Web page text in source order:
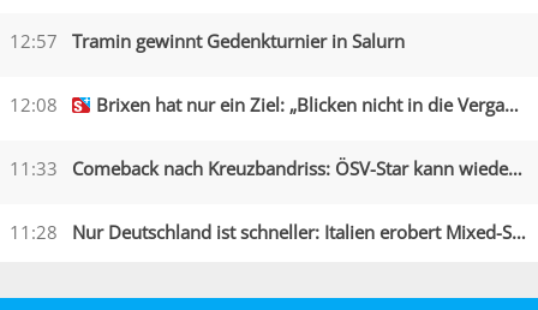
12:57 Tramin gewinnt Gedenkturnier in Salurn
12:08 Brixen hat nur ein Ziel: „Blicken nicht in die Vergangenheit“
11:33 Comeback nach Kreuzbandriss: ÖSV-Star kann wieder lachen
11:28 Nur Deutschland ist schneller: Italien erobert Mixed-Silber